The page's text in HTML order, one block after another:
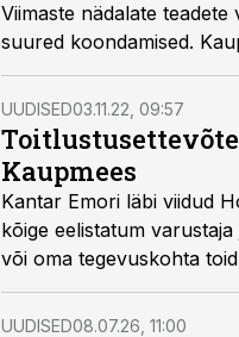
Viimaste nädalate
suured koondamised.
UUDISED03.11.22, 09:57
Kaupmees
Kantar Emori läbi viidud
kõige eelistatum
või oma tegevuskohta
ettevõtetest.
UUDISED08.07.26, 11:00